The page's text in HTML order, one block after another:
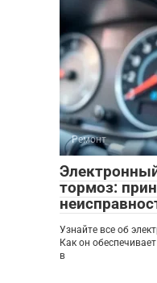
Ремонт
тормоз:
Узнайте все об
Как он
в